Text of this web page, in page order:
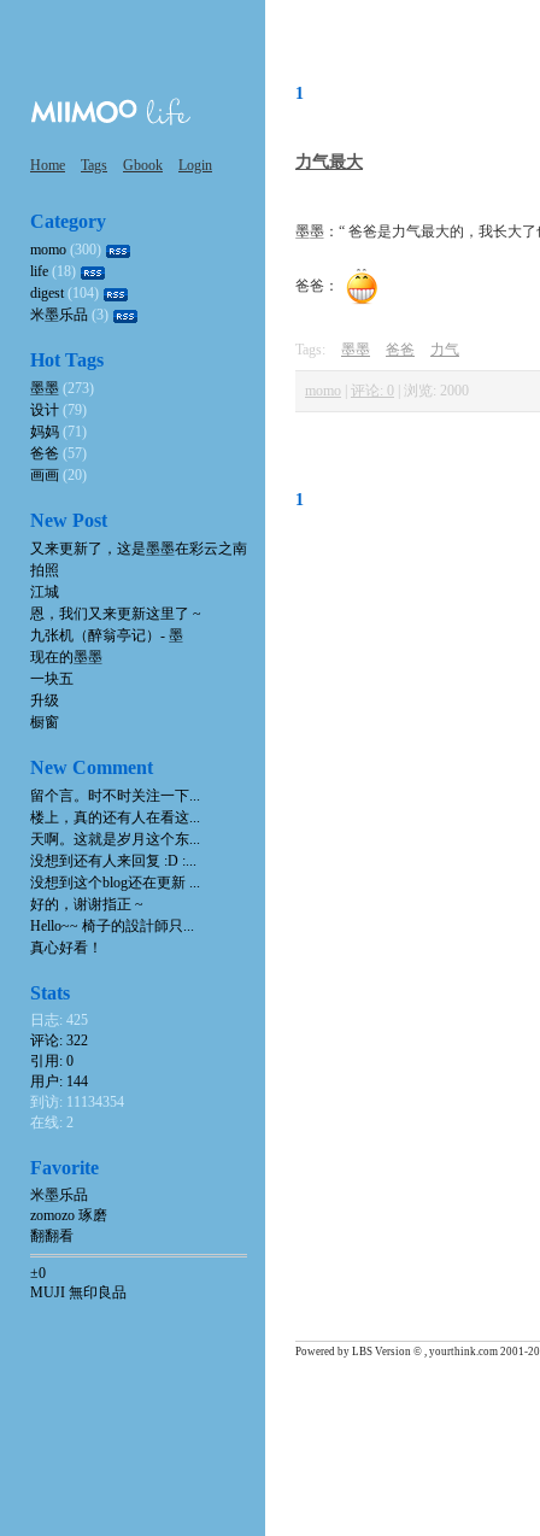
Home Tags Gbook Login
1
力气最大
墨墨：“ 爸爸是力气最大的，我长大
爸爸：
Tags: 墨墨 爸爸 力气
momo 评论: 0 浏览: 2000
1
Category
momo (300)
life (18)
digest(104)
米墨乐品 (3)
Hot Tags
墨墨 (273)
设计 (79)
妈妈 (71)
爸爸 (57)
画画 (20)
New Post
又来更新了，这是墨墨在彩云之南
拍照
江城
恩，我们又来更新这里了 ~
九张机（醉翁亭记）- 墨
现在的墨墨
一块五
升级
橱窗
New Comment
留个言。时不时关注一下...
楼上，真的还有人在看这...
天啊。这就是岁月这个东...
没想到还有人来回复 :D :...
没想到这个blog还在更新 ...
好的，谢谢指正 ~
Hello~~ 椅子的設計師只...
真心好看！
Stats
日志: 425
评论: 322
引用: 0
用户: 144
到访: 11134354
在线: 2
Favorite
米墨乐品
zomozo 琢磨
翻翻看
±0
MUJI 無印良品
Powered by LBS Version © , yourthink.com 2001-